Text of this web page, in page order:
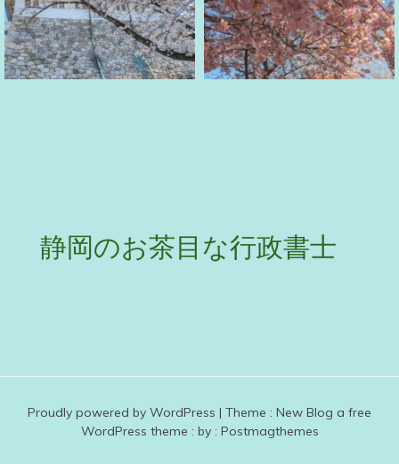
静岡のお茶目な行政書士
Proudly powered by WordPress | Theme : New Blog a free
WordPress theme : by : Postmagthemes